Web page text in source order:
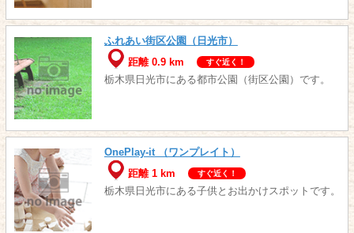
ふれあい街区公園（日光市）
距離 0.9 km
すぐ近く！
栃木県日光市にある都市公園（街区公園）です。
OnePlay-it （ワンプレイト）
距離 1 km
すぐ近く！
栃木県日光市にある子供とお出かけスポットです。